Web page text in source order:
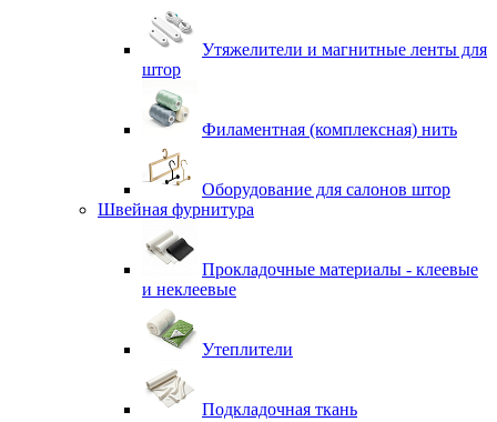
Утяжелители и магнитные ленты для
штор
Филаментная (комплексная) нить
Оборудование для салонов штор
Швейная фурнитура
Прокладочные материалы - клеевые
и неклеевые
Утеплители
Подкладочная ткань